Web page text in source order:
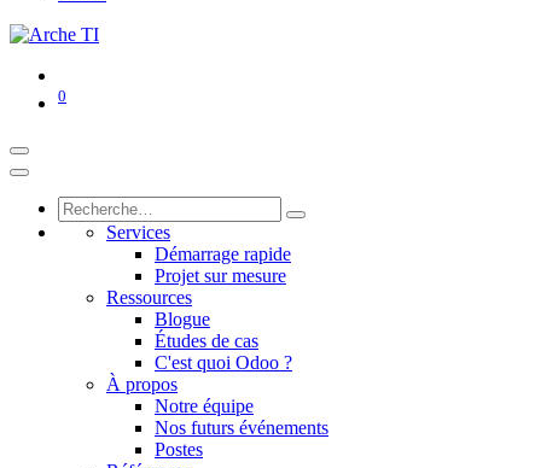
0
Services
Démarrage rapide
Projet sur mesure
Ressources
Blogue
Études de cas
C'est quoi Odoo ?
À propos
Notre équipe
Nos futurs événements
Postes